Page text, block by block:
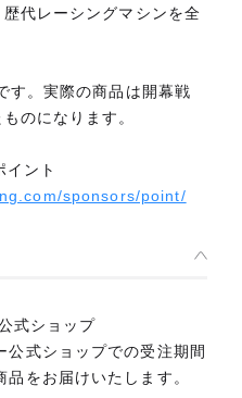
代レーシングマシンを全
す。実際の商品は開幕戦
のになります。
ント
sponsors/point/
式ショップ
公式ショップでの受注期間
をお届けいたします。